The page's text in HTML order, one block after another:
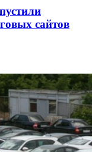
сайтов